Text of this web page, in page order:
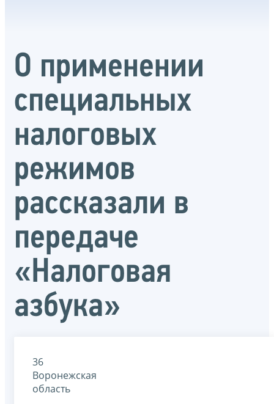
О применении
специальных
налоговых
режимов
рассказали в
передаче
«Налоговая
азбука»
36
Воронежская
область